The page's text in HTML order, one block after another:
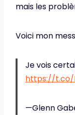
mais les
Voici mon
Je vois
https://t.co/
—Glenn